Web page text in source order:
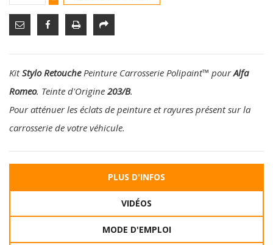
KitStylo RetouchePeinture Carrosserie Polipaint™ pourAlfa
Romeo. Teinte d'Origine 203/B.
Pour atténuer les éclats de peinture et rayures présent sur la
carrosserie de votre véhicule.
PLUS D'INFOS
VIDÉOS
MODE D'EMPLOI